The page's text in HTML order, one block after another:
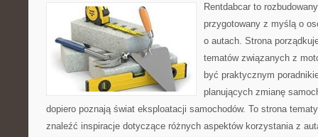
Rentdabcar to
przygotowany z myślą o
o autach. Strona
tematów związanych z
być praktycznym
planujących zmianę
dopiero poznają świat eksploatacji samochodów. To strona
znaleźć inspiracje dotyczące różnych aspektów korzystania z